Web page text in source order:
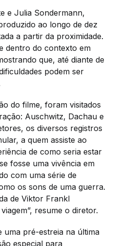
e Julia Sondermann,
ao longo de dez
a partir da proximidade.
dentro do contexto em
que, até diante de
podem ser
do filme, foram visitados
Auschwitz, Dachau e
os diversos registros
a quem assiste ao
de como seria estar
fosse uma vivência em
com uma série de
os sons de uma guerra.
de Viktor Frankl
resume o diretor.
uma pré-estreia na última
especial para